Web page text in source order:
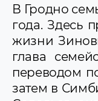
Доктор
великого
Офтальмолог
зрение
Менделееву
В Гродно
года. Здесь
жизни
глава
переводом
затем в